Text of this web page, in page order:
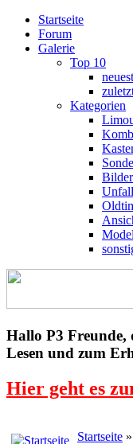
Startseite
Forum
Galerie
Top 10
Kategorien
Hallo P3 Freunde,
Lesen und zum
Hier geht es
Startseite »